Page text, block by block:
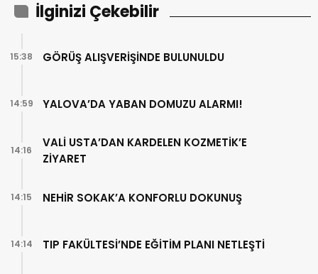
İlginizi Çekebilir
GÖRÜŞ ALIŞVERİŞİNDE BULUNULDU
15:38
YALOVA’DA YABAN DOMUZU ALARMI!
14:59
VALİ USTA’DAN KARDELEN KOZMETİK’E
ZİYARET
14:16
NEHİR SOKAK’A KONFORLU DOKUNUŞ
14:15
TIP FAKÜLTESİ’NDE EĞİTİM PLANI NETLEŞTİ
14:14